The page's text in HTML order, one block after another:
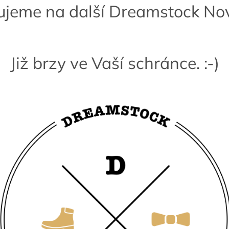
na další Dreamstock
Již brzy ve Vaší schránce. :-)